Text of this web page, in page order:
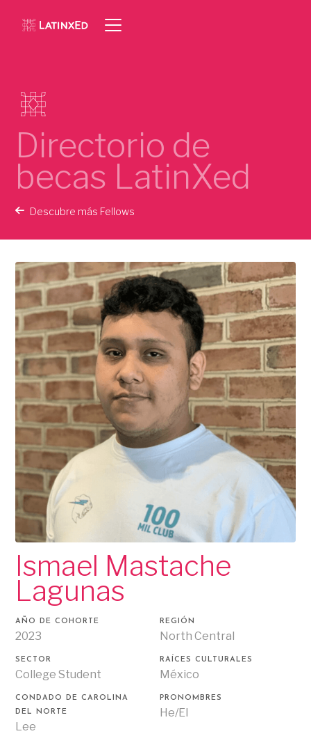
Directorio de
becas LatinXed
Descubre más Fellows
Ismael Mastache
Lagunas
AÑO DE COHORTE
2023
REGIÓN
North Central
SECTOR
College Student
RAÍCES CULTURALES
México
CONDADO DE CAROLINA
DEL NORTE
Lee
PRONOMBRES
He/El